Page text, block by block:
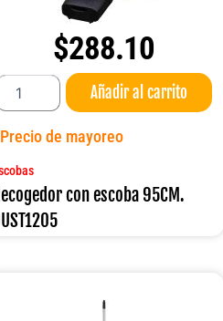
$288.10
Añadir al carrito
de mayoreo
con escoba 95CM.